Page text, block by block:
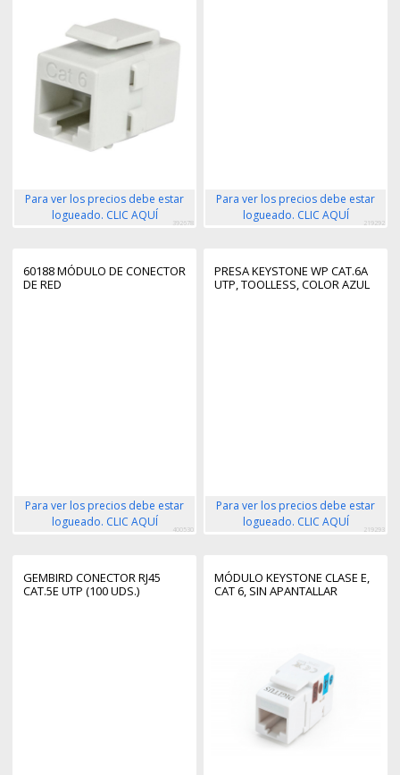
Para ver los precios debe estar
logueado. CLIC AQUÍ
392678
Para ver los precios debe estar
logueado. CLIC AQUÍ
219292
60188 MÓDULO DE CONECTOR
DE RED
Para ver los precios debe estar
logueado. CLIC AQUÍ
400530
PRESA KEYSTONE WP CAT.6A
UTP, TOOLLESS, COLOR AZUL
Para ver los precios debe estar
logueado. CLIC AQUÍ
219293
GEMBIRD CONECTOR RJ45
CAT.5E UTP (100 UDS.)
MÓDULO KEYSTONE CLASE E,
CAT 6, SIN APANTALLAR